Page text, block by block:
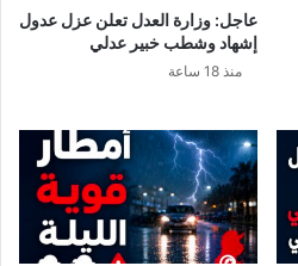
عاجل: وزارة العدل تعلن عزل عدول
إشهاد وشطب خبير عدلي
منذ 18 ساعة